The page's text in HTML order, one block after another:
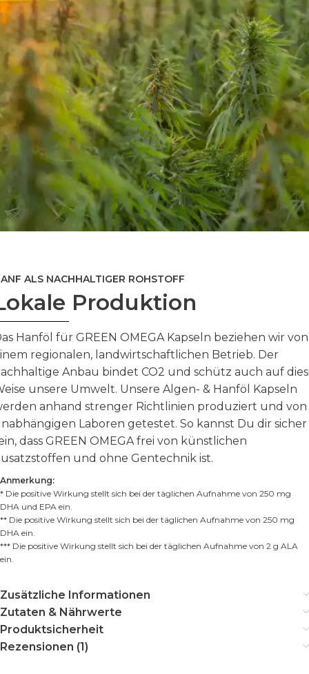
ALS NACHHALTIGER ROHSTOFF
Produktion
Hanföl für GREEN OMEGA Kapseln beziehen wir von
regionalen, landwirtschaftlichen Betrieb. Der
Anbau bindet CO2 und schütz auch auf
unsere Umwelt. Unsere Algen- & Hanföl Kapseln
anhand strenger Richtlinien produziert und von
Laboren getestet. So kannst Du dir sicher
dass GREEN OMEGA frei von künstlichen
und ohne Gentechnik ist.
Anmerkung:
* Die positive Wirkung stellt sich bei der täglichen Aufnahme von 250 mg
DHA und EPA ein.
** Die positive Wirkung stellt sich bei der täglichen Aufnahme von 250 mg
DHA ein.
*** Die positive Wirkung stellt sich bei der täglichen Aufnahme von 2 g ALA
ein.
Zusätzliche Informationen
Zutaten & Nährwerte
Produktsicherheit
Rezensionen (1)